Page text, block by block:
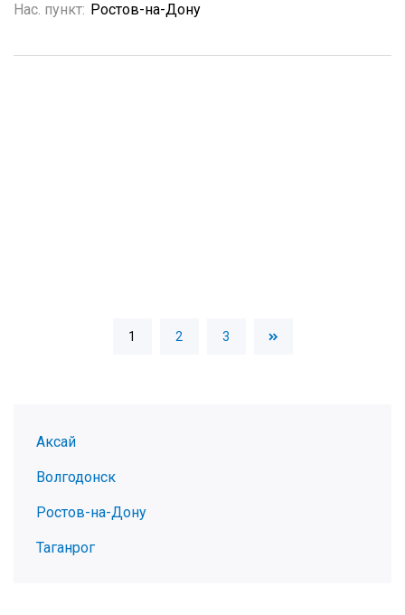
Нас. пункт: Ростов-на-Дону
1 2 3
Аксай
Волгодонск
Ростов-на-Дону
Таганрог